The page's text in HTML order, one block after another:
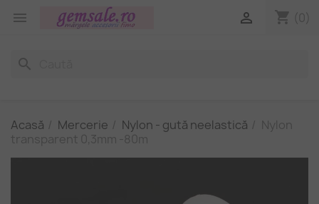
 shopping_cart (0)

search
Acasă Mercerie Nylon - gută neelastică
Nylon
transparent 0,3mm -80m